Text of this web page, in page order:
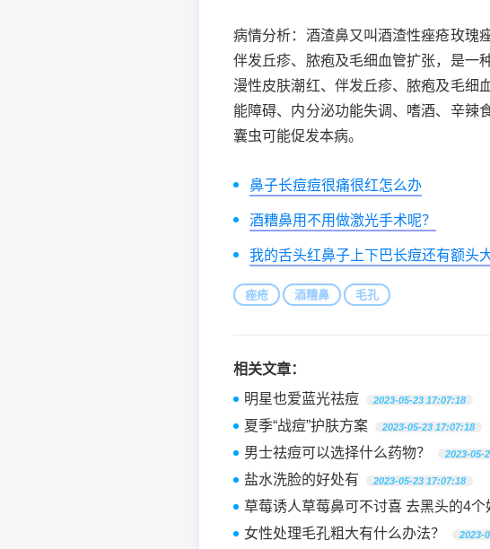
病情分析：酒渣鼻又叫酒渣性痤疮玫瑰
伴发丘疹、脓疱及毛细血管扩张，是一
漫性皮肤潮红、伴发丘疹、脓疱及毛细
能障碍、内分泌功能失调、嗜酒、辛辣
囊虫可能促发本病。
鼻子长痘痘很痛很红怎么办
酒糟鼻用不用做激光手术呢？
我的舌头红鼻子上下巴长痘还有额头大
痤疮 酒糟鼻 毛孔
相关文章：
明星也爱蓝光祛痘
2023-05-23 17:07:18
夏季“战痘”护肤方案 2023-05-23 17:07:18
男士祛痘可以选择什么药物？ 2023-05-
盐水洗脸的好处有 2023-05-23 17:07:18
草莓诱人草莓鼻可不讨喜 去黑
女性处理毛孔粗大有什么办法？ 2023-